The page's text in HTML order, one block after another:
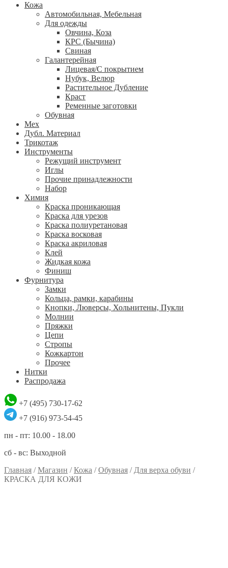
Кожа
Автомобильная, Мебельная
Для одежды
Овчина, Коза
КРС (Бычина)
Свиная
Галантерейная
Лицевая/С покрытием
Нубук, Велюр
Растительное Дубление
Краст
Ременные заготовки
Обувная
Мех
Дубл. Материал
Трикотаж
Инструменты
Режущий инструмент
Иглы
Прочие принадлежности
Набор
Химия
Краска проникающая
Краска для урезов
Краска полиуретановая
Краска восковая
Краска акриловая
Клей
Жидкая кожа
Финиш
Фурнитура
Замки
Кольца, рамки, карабины
Кнопки, Люверсы, Хольнитены, Пукли
Молнии
Пряжки
Цепи
Стропы
Кожкартон
Прочее
Нитки
Распродажа
+7 (495) 730-17-62
+7 (916) 973-54-45
пн - пт: 10.00 - 18.00
сб - вс: Выходной
Главная /Магазин /Кожа /Обувная / Для верха обуви /
КРАСКА ДЛЯ КОЖИ